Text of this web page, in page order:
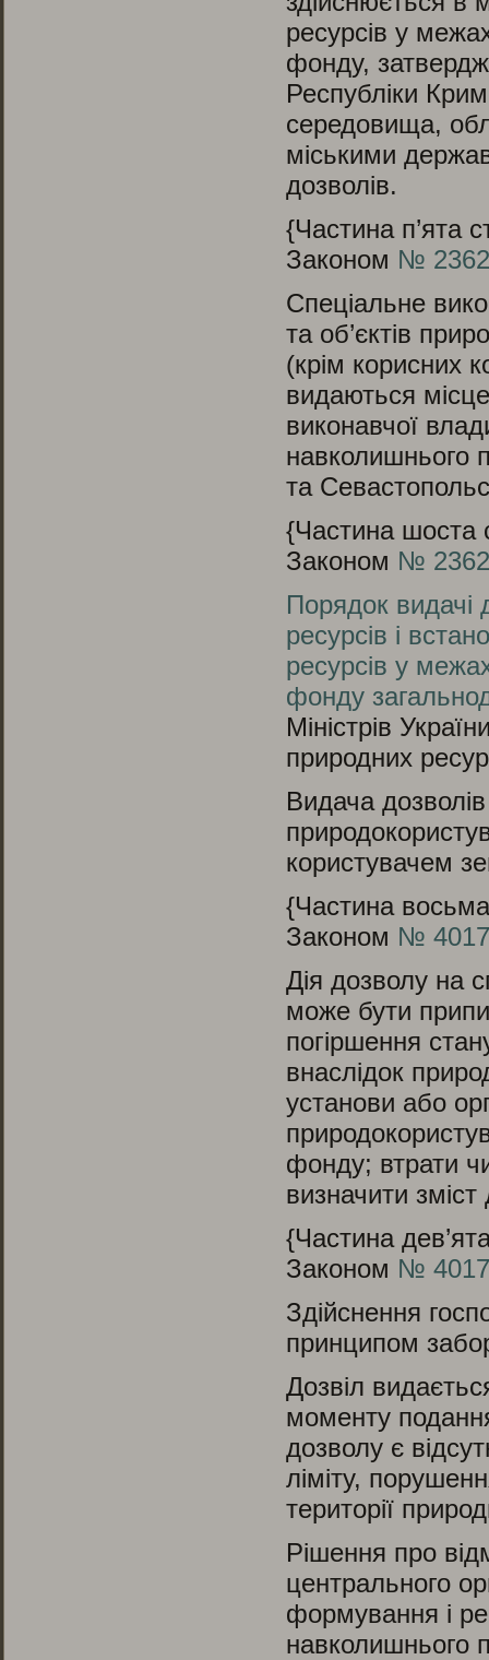
ресурсів у
фонду,
Республіки
середовища,
міськими
дозволів.
{Частина п’ята
Законом №
Спеціальне
та об’єктів
(крім корисних
видаються
виконавчої
навколишнього
та
{Частина шоста
Законом №
Порядок видачі
ресурсів і
ресурсів у
фонду
Міністрів
природних
Видача
користувачем
{Частина восьма
Законом №
Дія дозволу на
може бути
погіршення
внаслідок
установи або
фонду; втрати
визначити зміст
{Частина
Законом №
Здійснення
принципом
Дозвіл
моменту
дозволу є
ліміту,
території
Рішення про
центральнoго
формування і
навколишнього